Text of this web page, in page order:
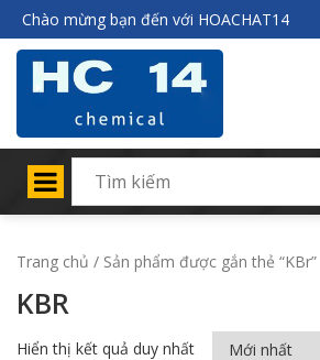
Chào mừng bạn đến với HOACHAT14
Trang chủ / Sản phẩm được gắn thẻ “KBr”
KBR
Hiển thị kết quả duy nhất